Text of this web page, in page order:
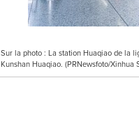
Sur la photo : La station Huaqiao de la
Kunshan Huaqiao. (PRNewsfoto/Xinhua